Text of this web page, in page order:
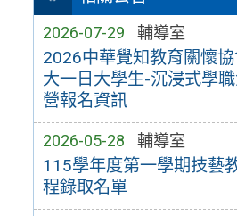
2026-07-29 輔導室
2026中華覺知教育關懷
大一日大學生-沉浸式學
營報名資訊
2026-05-28 輔導室
115學年度第一學期技藝
程錄取名單